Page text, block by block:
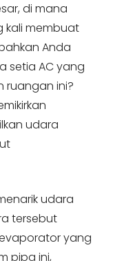
di mana
kali membuat
Anda
setia AC yang
ruangan ini?
udara
udara
tersebut
yang
pipa ini,